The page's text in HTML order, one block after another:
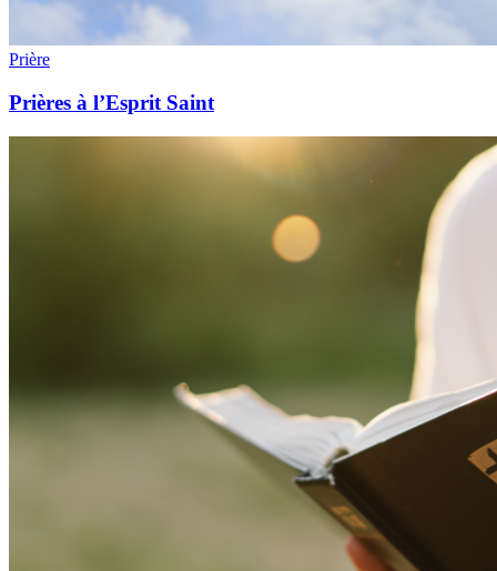
Prière
Prières à l’Esprit Saint